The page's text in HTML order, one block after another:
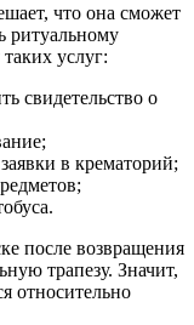
что она сможет
ритуальному
услуг:
свидетельство о
в крематорий;
после возвращения
трапезу. Значит,
относительно